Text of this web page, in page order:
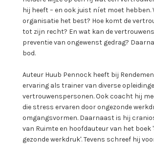
hij heeft – en ook juist níet moet hebben.
organisatie het best? Hoe komt de
tot zijn recht? En wat kan de
preventie van ongewenst gedrag?
bod.
Auteur Huub Pennock heeft bij
ervaring als trainer van diverse
vertrouwenspersonen. Ook coacht hij
die stress ervaren door ongezonde
omgangsvormen. Daarnaast is hij
van Ruimte en hoofdauteur van het
gezonde werkdruk'. Tevens schreef hij